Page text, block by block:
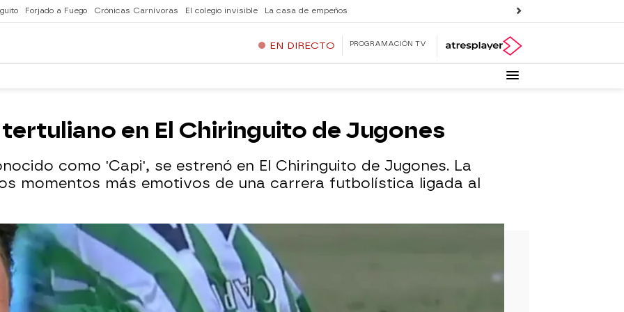
Forjado a Fuego Crónicas Carnívoras El colegio invisible La casa de empeños
EN DIRECTO PROGRAMACIÓN TV
en El Chiringuito de Jugones
como 'Capi', se estrenó en El Chiringuito de Jugones. La
momentos más emotivos de una carrera futbolística ligada al